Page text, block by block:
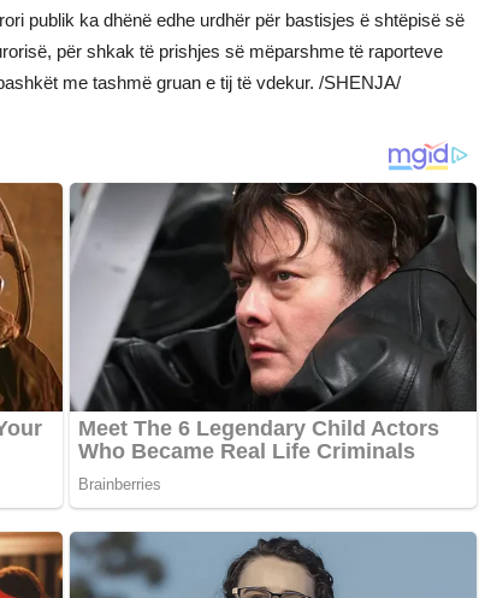
publik ka dhënë edhe urdhër për bastisjes ë shtëpisë së
për shkak të prishjes së mëparshme të raporteve
me tashmë gruan e tij të vdekur. /SHENJA/